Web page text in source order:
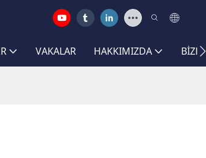
VAKALAR HAKKIMIZDA BIZE